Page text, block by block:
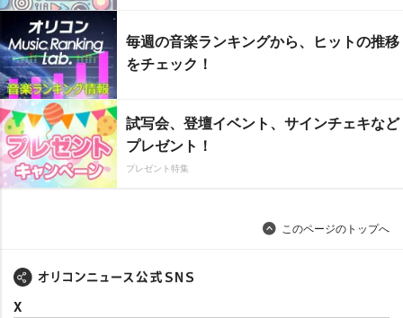
毎週の音楽ランキングから、ヒットの推移
をチェック！
試写会、登壇イベント、サインチェキなど
プレゼント！
プレゼント特集
このページのトップへ
X